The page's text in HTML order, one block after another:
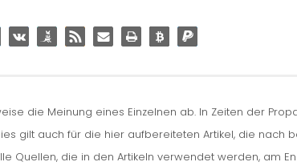
die Meinung eines Einzelnen ab. In Zeiten der
gilt auch für die hier aufbereiteten Artikel, die nach
Quellen, die in den Artikeln verwendet werden, am